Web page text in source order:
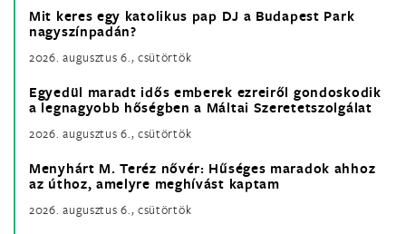
Mit keres egy katolikus pap DJ a Budapest Park
nagyszínpadán?
2026. augusztus 6., csütörtök
Egyedül maradt idős emberek ezreiről gondoskodik
a legnagyobb hőségben a Máltai Szeretetszolgálat
2026. augusztus 6., csütörtök
Menyhárt M. Teréz nővér: Hűséges maradok ahhoz
az úthoz, amelyre meghívást kaptam
2026. augusztus 6., csütörtök